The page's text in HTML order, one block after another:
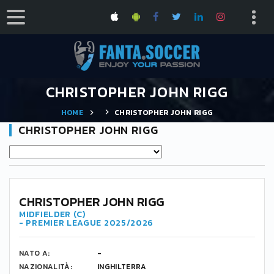
CHRISTOPHER JOHN RIGG
HOME CHRISTOPHER JOHN RIGG
CHRISTOPHER JOHN RIGG
11
CHRISTOPHER JOHN RIGG
MIDFIELDER (C)
- PREMIER LEAGUE 2025/2026
NATO A:
-
NAZIONALITÀ:
INGHILTERRA